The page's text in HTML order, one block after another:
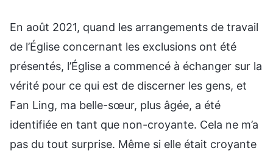
En août 2021, quand les arrangements de travail
de l’Église concernant les exclusions ont été
présentés, l’Église a commencé à échanger sur la
vérité pour ce qui est de discerner les gens, et
Fan Ling, ma belle-sœur, plus âgée, a été
identifiée en tant que non-croyante. Cela ne m’a
pas du tout surprise. Même si elle était croyante